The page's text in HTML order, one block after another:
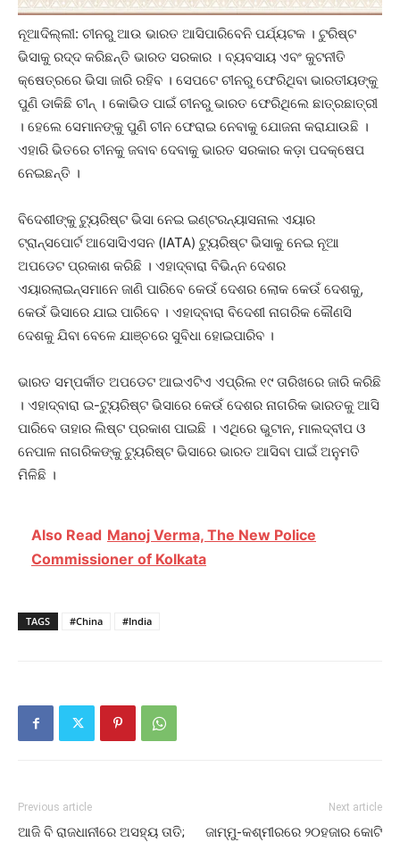
ନୂଆଦିଲ୍ଲୀ: ଚୀନରୁ ଆଉ ଭାରତ ଆସିପାରିବେନି ପର୍ଯ୍ୟଟକ । ଟୁରିଷ୍ଟ
ଭିସାକୁ ରଦ୍ଦ କରିଛନ୍ତି ଭାରତ ସରକାର । ବ୍ୟବସାୟ ଏବଂ କୁଟନୀତି
କ୍ଷେତ୍ରରେ ଭିସା ଜାରି ରହିବ । ସେପଟେ ଚୀନରୁ ଫେରିଥିବା ଭାରତୀୟଙ୍କୁ
ପୁଣି ଡାକିଛି ଚୀନ୍ । କୋଭିଡ ପାଇଁ ଚୀନରୁ ଭାରତ ଫେରିଥିଲେ ଛାତ୍ରଛାତ୍ରୀ
। ହେଲେ ସେମାନଙ୍କୁ ପୁଣି ଚୀନ ଫେରାଇ ନେବାକୁ ଯୋଜନା କରାଯାଉଛି ।
ଏହାରି ଭିତରେ ଚୀନକୁ ଜବାବ ଦେବାକୁ ଭାରତ ସରକାର କଡ଼ା ପଦକ୍ଷେପ
ନେଇଛନ୍ତି ।
ବିଦେଶୀଙ୍କୁ ଟ୍ୟୁରିଷ୍ଟ ଭିସା ନେଇ ଇଣ୍ଟରନ୍ୟାସନାଲ ଏୟାର
ଟ୍ରାନ୍ସପୋର୍ଟ ଆସୋସିଏସନ (IATA) ଟ୍ୟୁରିଷ୍ଟ ଭିସାକୁ ନେଇ ନୂଆ
ଅପଡେଟ ପ୍ରକାଶ କରିଛି । ଏହାଦ୍ବାରା ବିଭିନ୍ନ ଦେଶର
ଏୟାରଲାଇନ୍ସମାନେ ଜାଣି ପାରିବେ କେଉଁ ଦେଶର ଲୋକ କେଉଁ ଦେଶକୁ,
କେଉଁ ଭିସାରେ ଯାଇ ପାରିବେ । ଏହାଦ୍ବାରା ବିଦେଶୀ ନାଗରିକ କୌଣସି
ଦେଶକୁ ଯିବା ବେଳେ ଯାଞ୍ଚରେ ସୁବିଧା ହୋଇପାରିବ ।
ଭାରତ ସମ୍ପର୍କୀତ ଅପଡେଟ ଆଇଏଟିଏ ଏପ୍ରିଲ ୧୯ ତାରିଖରେ ଜାରି କରିଛି
। ଏହାଦ୍ବାରା ଇ-ଟ୍ୟୁରିଷ୍ଟ ଭିସାରେ କେଉଁ ଦେଶର ନାଗରିକ ଭାରତକୁ ଆସି
ପାରିବେ ତାହାର ଲିଷ୍ଟ ପ୍ରକାଶ ପାଇଛି । ଏଥିରେ ଭୁଟାନ, ମାଲଦ୍ବୀପ ଓ
ନେପାଳ ନାଗରିକଙ୍କୁ ଟ୍ୟୁରିଷ୍ଟ ଭିସାରେ ଭାରତ ଆସିବା ପାଇଁ ଅନୁମତି
ମିଳିଛି ।
Also Read Manoj Verma, The New Police
Commissioner of Kolkata
TAGS #China #India
Previous article
ଆଜି ବି ରାଜଧାନୀରେ ଅସହ୍ୟ ତାତି;
Next article
ଜାମ୍ମୁ-କଶ୍ମୀରରେ ୨୦ହଜାର କୋଟି